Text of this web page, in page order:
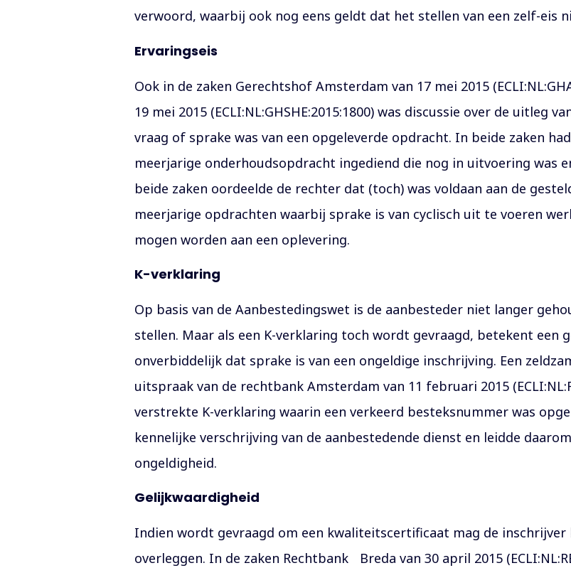
verwoord, waarbij ook nog eens geldt dat het stellen van een zelf-eis
Ervaringseis
Ook in de zaken Gerechtshof Amsterdam van 17 mei 2015
19 mei 2015 (ECLI:NL:GHSHE:2015:1800) was discussie over de uitleg
vraag of sprake was van een opgeleverde opdracht. In beide zaken
meerjarige onderhoudsopdracht ingediend die nog in uitvoering was
beide zaken oordeelde de rechter dat (toch) was voldaan aan de
meerjarige opdrachten waarbij sprake is van cyclisch uit te voeren
mogen worden aan een oplevering.
K-verklaring
Op basis van de Aanbestedingswet is de aanbesteder niet langer
stellen. Maar als een K-verklaring toch wordt gevraagd, betekent een
onverbiddelijk dat sprake is van een ongeldige inschrijving. Een
uitspraak van de rechtbank Amsterdam van 11 februari 2015
verstrekte K-verklaring waarin een verkeerd besteksnummer was
kennelijke verschrijving van de aanbestedende dienst en leidde
ongeldigheid.
Gelijkwaardigheid
Indien wordt gevraagd om een kwaliteitscertificaat mag de
overleggen. In de zaken Rechtbank Breda van 30 april 2015